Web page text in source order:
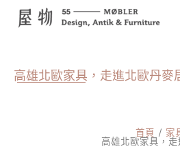
高雄北歐家具，走進北歐丹麥
首頁 家
高雄北歐家具，